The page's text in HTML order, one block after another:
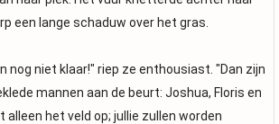
een lange schaduw over het gras.
nog niet klaar!" riep ze enthousiast. "Dan zijn
mannen aan de beurt: Joshua, Floris en
alleen het veld op; jullie zullen worden